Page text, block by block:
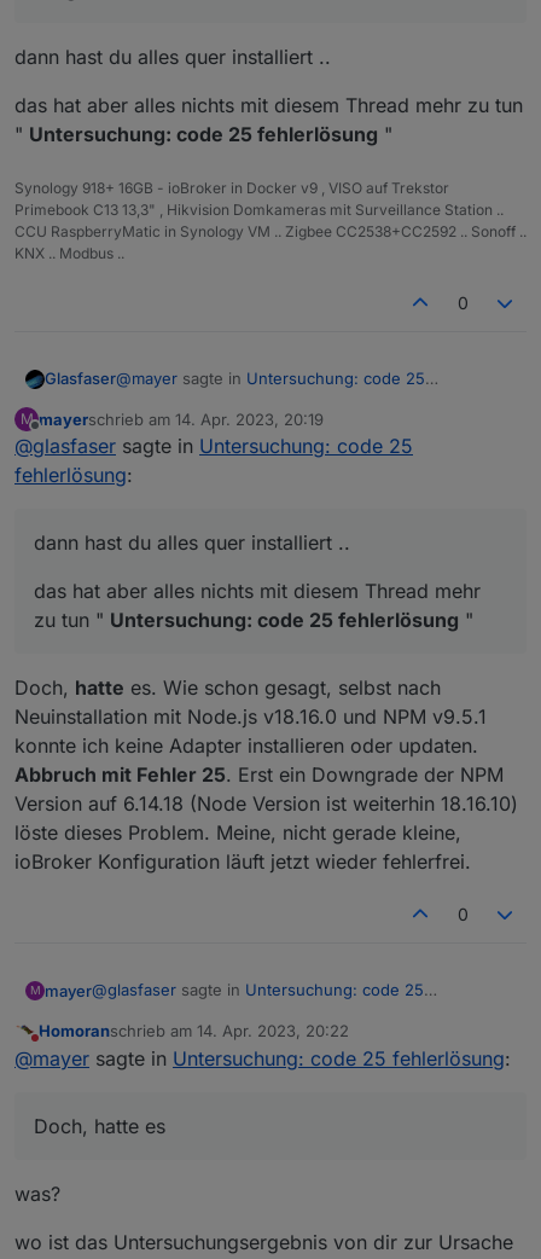
dann hast du alles quer installiert ..
das hat aber alles nichts mit diesem Thread mehr zu tun
" Untersuchung: code 25 fehlerlösung "
Synology 918+ 16GB - ioBroker in Docker v9 , VISO auf Trekstor
Primebook C13 13,3" , Hikvision Domkameras mit Surveillance Station ..
CCU RaspberryMatic in Synology VM .. Zigbee CC2538+CC2592 .. Sonoff ..
KNX .. Modbus ..
0
Glasfaser@mayer sagte in Untersuchung: code 25
Ich habe ioBroker jetzt mal neu installiert.
das ist dann :
ioBroker immer noch die NPM Version 9.5.1
anzeigt, ein npm -v aber die Version 6.14.18
ausgibt.
dann hast du alles quer installiert ..
das hat aber alles nichts mit diesem Thread mehr zu
tun "Untersuchung: code 25 fehlerlösung"
M
Offline
mayerschrieb am 14. Apr. 2023, 20:19
zuletzt editiert von
@glasfaser sagte in Untersuchung: code 25
fehlerlösung:
dann hast du alles quer installiert ..
das hat aber alles nichts mit diesem Thread mehr
zu tun " Untersuchung: code 25 fehlerlösung "
Doch, hatte es. Wie schon gesagt, selbst nach
Neuinstallation mit Node.js v18.16.0 und NPM v9.5.1
konnte ich keine Adapter installieren oder updaten.
Abbruch mit Fehler 25. Erst ein Downgrade der NPM
Version auf 6.14.18 (Node Version ist weiterhin 18.16.10)
löste dieses Problem. Meine, nicht gerade kleine,
ioBroker Konfiguration läuft jetzt wieder fehlerfrei.
0
M mayer@glasfaser sagte in Untersuchung: code 25
dann hast du alles quer installiert ..
zu tun "
Neuinstallation mit Node.js v18.16.0 und NPM v9.5.1
ioBroker Konfiguration läuft jetzt wieder fehlerfrei.
Homoranschrieb am 14. Apr. 2023, 20:22
zuletzt editiert von
@mayer sagte in Untersuchung: code 25 fehlerlösung:
Doch, hatte es
was?
wo ist das Untersuchungsergebnis von dir zur Ursache